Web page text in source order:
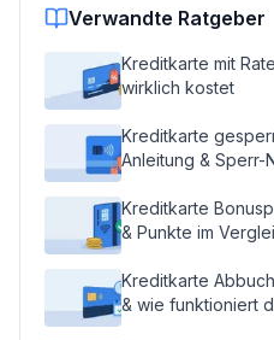
Verwandte Ratgeber
Kreditkarte mit
wirklich kostet
Kreditkarte
Anleitung & Sperr-
Kreditkarte
& Punkte im
Kreditkarte
& wie funktioniert